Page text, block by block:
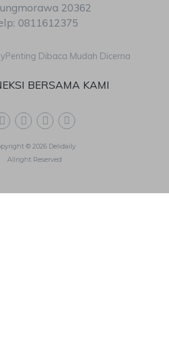
BERSAMA KAMI
© 2026 Delidaily
Allright Reserved
20362
0811612375